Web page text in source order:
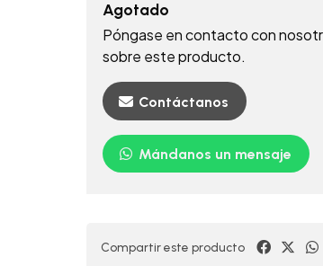
Agotado
Póngase en contacto con
sobre este producto.
Contáctanos
Mándanos un mensaje
Compartir este producto